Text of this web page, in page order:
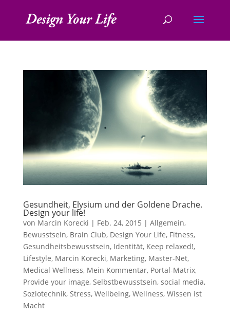
Gesundheit, Elysium und der Goldene Drache.
Design your life!
von Marcin Korecki | Feb. 24, 2015 | Allgemein,
Bewusstsein, Brain Club, Design Your Life, Fitness,
Gesundheitsbewusstsein, Identität, Keep relaxed!,
Lifestyle, Marcin Korecki, Marketing, Master-Net,
Medical Wellness, Mein Kommentar, Portal-Matrix,
Provide your image, Selbstbewusstsein, social media,
Soziotechnik, Stress, Wellbeing, Wellness, Wissen ist
Macht